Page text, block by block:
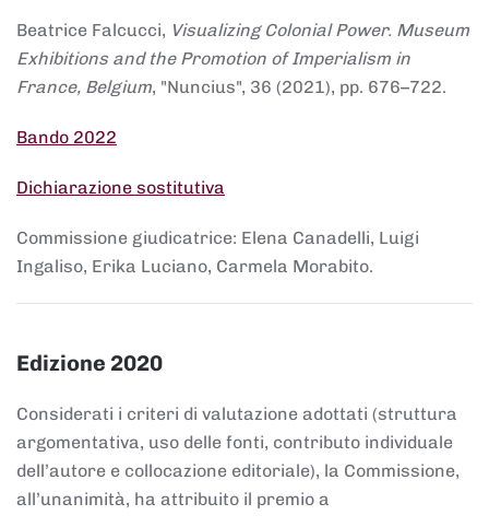
Beatrice Falcucci, Visualizing Colonial Power. Museum
Exhibitions and the Promotion of Imperialism in
France, Belgium, "Nuncius", 36 (2021), pp. 676–722.
Bando 2022
Dichiarazione sostitutiva
Commissione giudicatrice: Elena Canadelli, Luigi
Ingaliso, Erika Luciano, Carmela Morabito.
Edizione 2020
Considerati i criteri di valutazione adottati (struttura
argomentativa, uso delle fonti, contributo individuale
dell’autore e collocazione editoriale), la Commissione,
all’unanimità, ha attribuito il premio a